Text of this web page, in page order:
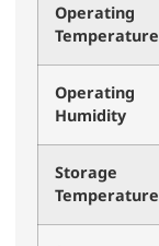
Operating
Temperature
Operating
Humidity
Storage
Temperature